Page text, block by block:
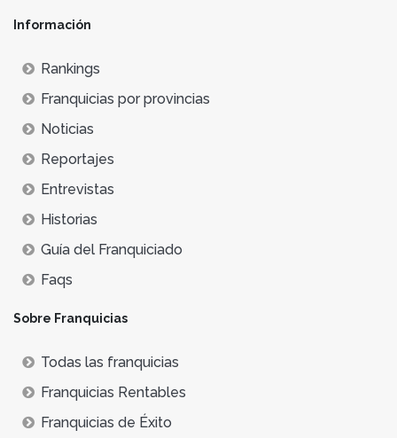
Información
Rankings
Franquicias por provincias
Noticias
Reportajes
Entrevistas
Historias
Guía del Franquiciado
Faqs
Sobre Franquicias
Todas las franquicias
Franquicias Rentables
Franquicias de Éxito